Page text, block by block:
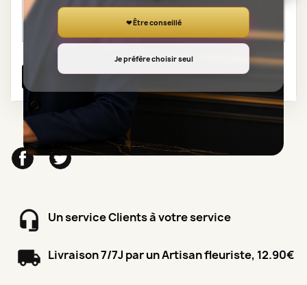
FacebookTwitter
Un service Clients à votre service
Livraison 7/7J par un Artisan fleuriste, 12.90€
❤ Être conseillé
Je préfère choisir seul